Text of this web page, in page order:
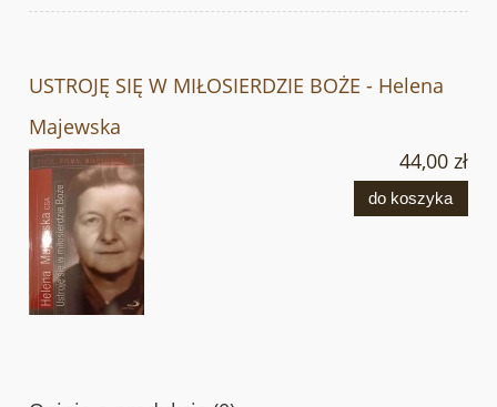
USTROJĘ SIĘ W MIŁOSIERDZIE BOŻE - Helena
Majewska
44,00 zł
do koszyka